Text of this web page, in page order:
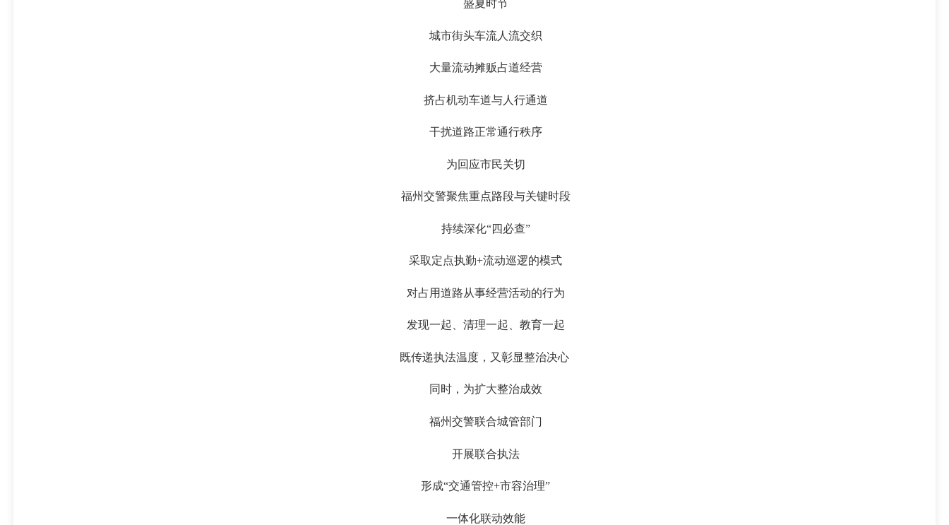
盛夏时节
城市街头车流人流交织
大量流动摊贩占道经营
挤占机动车道与人行通道
干扰道路正常通行秩序
为回应市民关切
福州交警聚焦重点路段与关键时段
持续深化“四必查”
采取定点执勤+流动巡逻的模式
对占用道路从事经营活动的行为
发现一起、清理一起、教育一起
既传递执法温度，又彰显整治决心
同时，为扩大整治成效
福州交警联合城管部门
开展联合执法
形成“交通管控+市容治理”
一体化联动效能